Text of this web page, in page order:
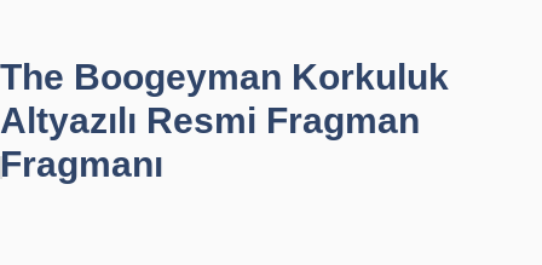
The Boogeyman Korkuluk
Altyazılı Resmi Fragman
Fragmanı